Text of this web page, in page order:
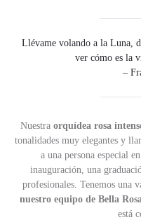
Llévame volando a la Luna,
ver cómo es la
–
Nuestra orquídea rosa
tonalidades muy elegantes y
a una persona especial
inauguración, una
profesionales. Tenemos una
nuestro equipo de Bella
está